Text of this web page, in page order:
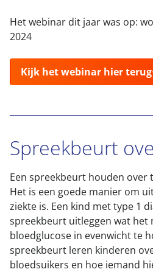
Het webinar dit jaar was op:
2024
Kijk het webinar hier terug
Spreekbeurt
Een spreekbeurt houden over
Het is een goede manier om
ziekte is. Een kind met type 1
spreekbeurt uitleggen wat het
bloedglucose in evenwicht te
spreekbeurt leren kinderen
bloedsuikers en hoe iemand